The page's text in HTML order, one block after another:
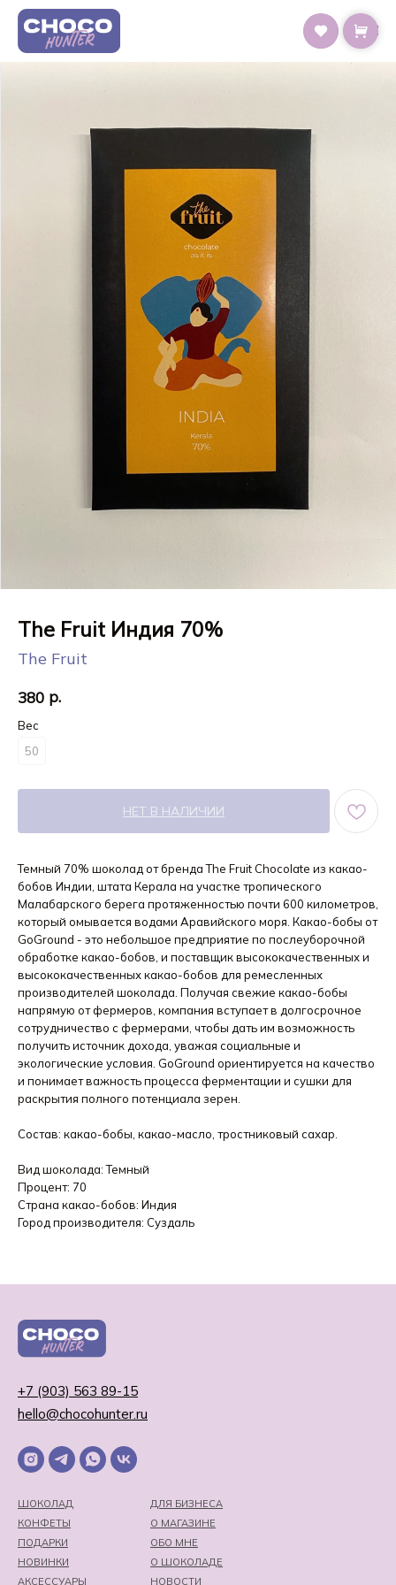
The Fruit Индия 70%
The Fruit
380 р.
Вес
50
НЕТ В НАЛИЧИИ
Темный 70% шоколад от бренда The Fruit Chocolate из какао-
бобов Индии, штата Керала на участке тропического
Малабарского берега протяженностью почти 600 километров,
который омывается водами Аравийского моря. Какао-бобы от
GoGround - это небольшое предприятие по послеуборочной
обработке какао-бобов, и поставщик высококачественных и
высококачественных какао-бобов для ремесленных
производителей шоколада. Получая свежие какао-бобы
напрямую от фермеров, компания вступает в долгосрочное
сотрудничество с фермерами, чтобы дать им возможность
получить источник дохода, уважая социальные и
экологические условия. GoGround ориентируется на качество
и понимает важность процесса ферментации и сушки для
раскрытия полного потенциала зерен.
Состав: какао-бобы, какао-масло, тростниковый сахар.
Вид шоколада: Темный
Процент: 70
Страна какао-бобов: Индия
Город производителя: Суздаль
ДЛЯ БИЗНЕСА
ШОКОЛАД
+7 (903) 563 89-15
О МАГАЗИНЕ
КОНФЕТЫ
О ШОКОЛАДЕ
НОВИНКИ
hello@chocohunter.ru
НОВОСТИ
АКСЕССУАРЫ
ОБО МНЕ
ПОДАРКИ